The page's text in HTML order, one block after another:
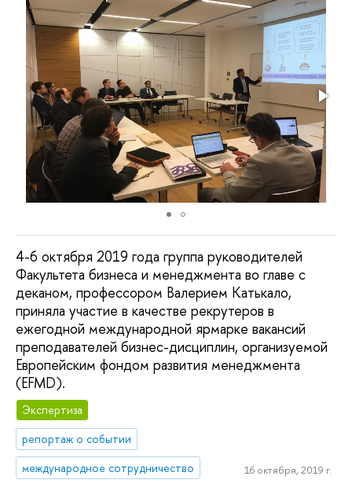
4-6 октября 2019 года группа руководителей
Факультета бизнеса и менеджмента во главе с
деканом, профессором Валерием Катькало,
приняла участие в качестве рекрутеров в
ежегодной международной ярмарке вакансий
преподавателей бизнес-дисциплин, организуемой
Европейским фондом развития менеджмента
(EFMD).
Экспертиза
репортаж о событии
международное сотрудничество
16 октября, 2019 г.